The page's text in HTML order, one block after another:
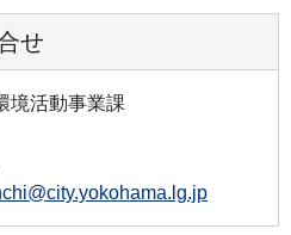
せ
境活動事業課